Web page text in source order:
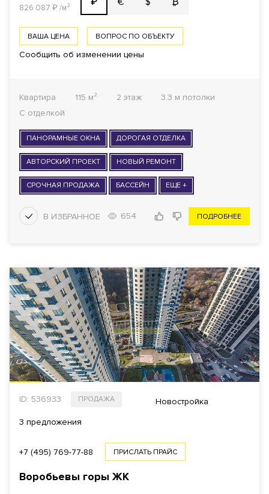
826 087 ₽/м²
ВАША ЦЕНА ВОПРОС ПО ОБЪЕКТУ
Сообщить об изменении цены
Квартира 115 м² 2 этаж
3.3 м потолки
С отделкой
ПАНОРАМНЫЕ ОКНА ДОРОГАЯ ОТДЕЛКА
АВТОРСКИЙ ПРОЕКТ НОВЫЙ РЕМОНТ
СРОЧНАЯ ПРОДАЖА БАССЕЙН ЕЩЕ +
654 ПОДРОБНЕЕ
ID: 536933 ПРОДАЖА Новостройка
3 предложения
+7 (495) 769-77-88 ПРИСЛАТЬ ПРАЙС
Воробьевы горы ЖК